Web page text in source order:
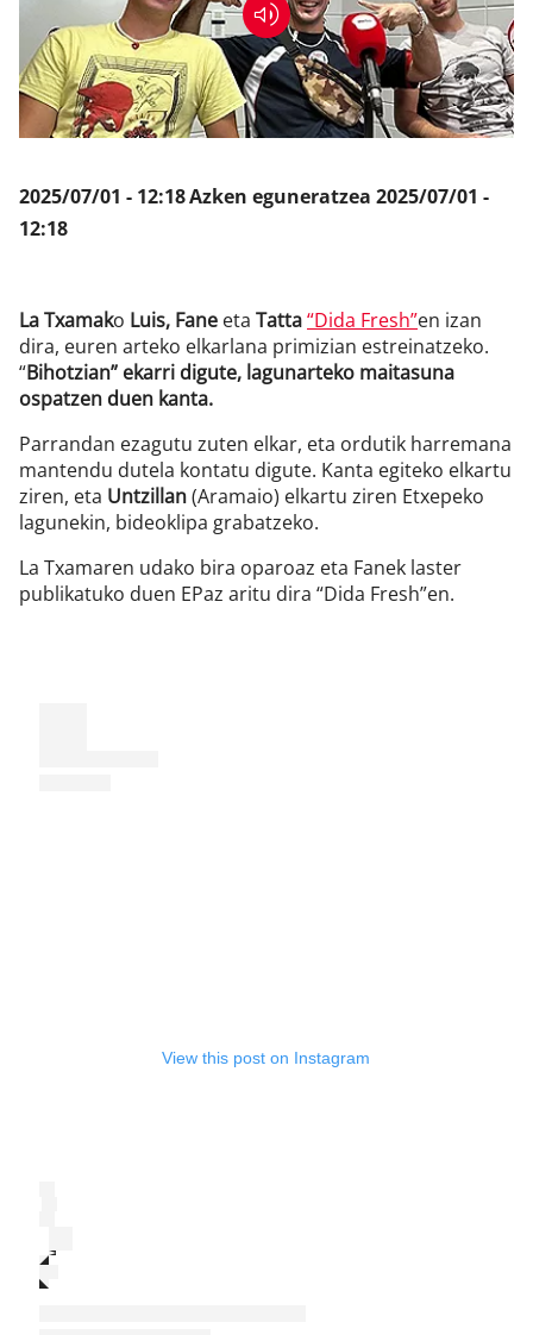
Klisk
2025/07/01 - 12:18Azken eguneratzea 2025/07/01 -
12:18
La Txamako Luis, Fane eta Tatta“Dida Fresh”en izan
dira, euren arteko elkarlana primizian estreinatzeko.
“Bihotzian” ekarri digute, lagunarteko maitasuna
ospatzen duen kanta.
Parrandan ezagutu zuten elkar, eta ordutik harremana
mantendu dutela kontatu digute. Kanta egiteko elkartu
ziren, eta Untzillan(Aramaio) elkartu ziren Etxepeko
lagunekin, bideoklipa grabatzeko.
La Txamaren udako bira oparoaz eta Fanek laster
publikatuko duen EPaz aritu dira “Dida Fresh”en.
View this post on Instagram